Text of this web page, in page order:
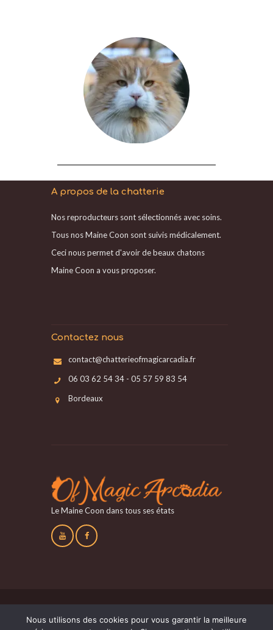
A propos de la chatterie
Nos reproducteurs sont sélectionnés avec soins.
Tous nos Maine Coon sont suivis médicalement.
Ceci nous permet d'avoir de beaux chatons
Maine Coon a vous proposer.
Contactez nous
contact@chatterieofmagicarcadia.fr
06 03 62 54 34 - 05 57 59 83 54
Bordeaux
Le Maine Coon dans tous ses états
Nous utilisons des cookies pour vous garantir la meilleure